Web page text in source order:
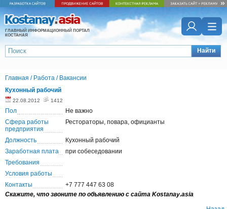
ГЛАВНЫЙ ИНФОРМАЦИОННЫЙ ПОРТАЛ
КОСТАНАЯ
Найти
Главная / Работа / Вакансии
Кухонный рабочий
22.08.2012 1412
Пол
Не важно
Сфера работы
предприятия
Рестораторы, повара, официанты
Должность
Кухонный рабочий
Заработная плата
при собеседовании
Требования
Условия работы
Контакты
+7 777 447 63 08
Скажите, что звоните по объявлению с сайта Kostanay.asia